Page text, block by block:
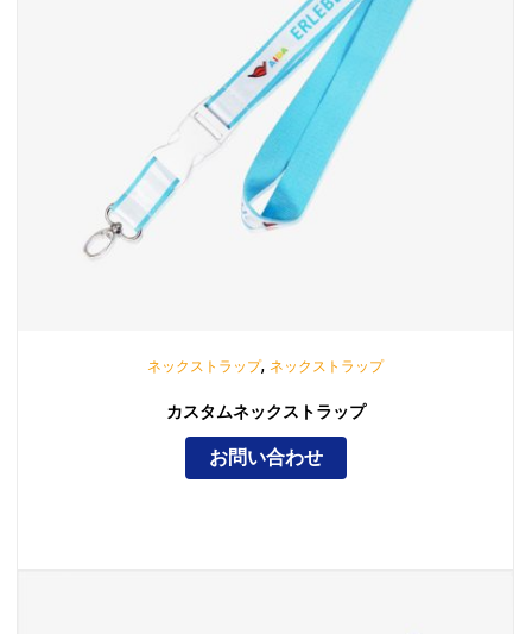
ネックストラップ, ネックストラップ
カスタムネックストラップ
お問い合わせ